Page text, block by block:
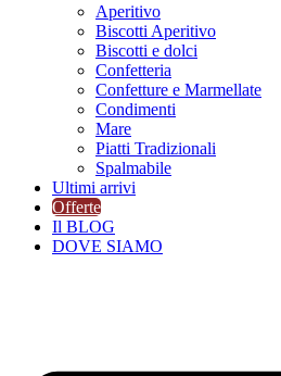
Aperitivo
Biscotti Aperitivo
Biscotti e dolci
Confetteria
Confetture e Marmellate
Condimenti
Mare
Piatti Tradizionali
Spalmabile
Ultimi arrivi
Offerte
Il BLOG
DOVE SIAMO